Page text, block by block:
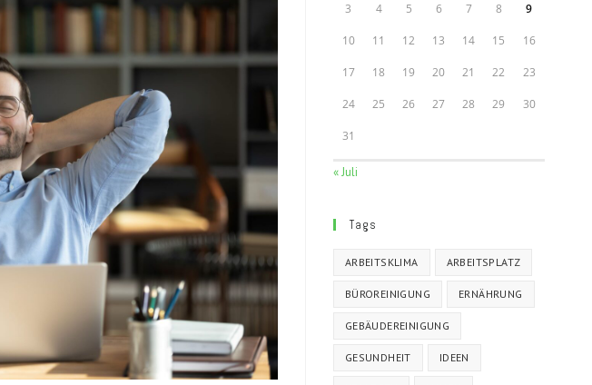
3 4 5 6 7 8 9
10 11 12 13 14 15 16
17 18 19 20 21 22 23
24 25 26 27 28 29 30
31
« Juli
Tags
ARBEITSKLIMA ARBEITSPLATZ
BÜROREINIGUNG ERNÄHRUNG
GEBÄUDEREINIGUNG
GESUNDHEIT IDEEN